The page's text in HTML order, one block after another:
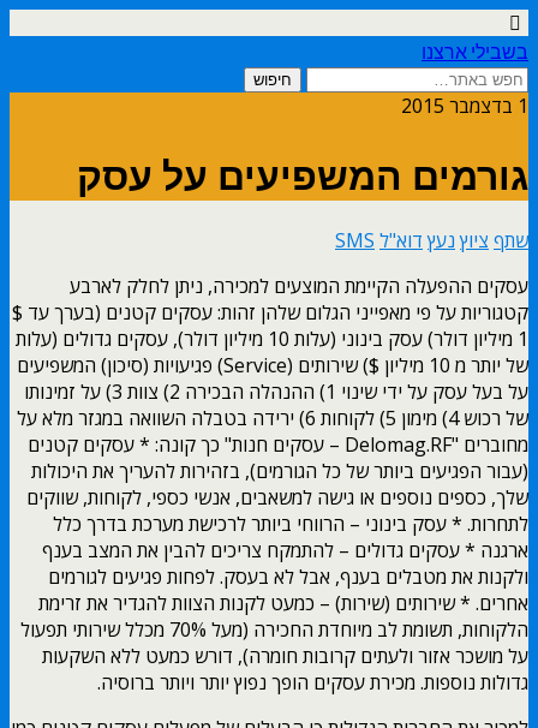
בשבילי ארצנו
1 בדצמבר 2015
גורמים המשפיעים על עסק
שתף ציוץ נעץ דוא"ל SMS
עסקים ההפעלה הקיימת המוצעים למכירה, ניתן לחלק לארבע
קטגוריות על פי מאפייני הגלום שלהן זהות: עסקים קטנים (בערך עד $
1 מיליון דולר) עסק בינוני (עלות 10 מיליון דולר), עסקים גדולים (עלות
של יותר מ 10 מיליון $) שירותים (Service) פגיעויות (סיכון) המשפיעים
על בעל עסק על ידי שינוי 1) ההנהלה הבכירה 2) צוות 3) על זמינותו
של רכוש 4) מימון 5) לקוחות 6) ירידה בטבלה השוואה במגזר מלא על
מחוברים "Delomag.RF – עסקים חנות" כך קונה: * עסקים קטנים
(עבור הפגיעים ביותר של כל הגורמים), בזהירות להעריך את היכולות
שלך, כספים נוספים או גישה למשאבים, אנשי כספי, לקוחות, שווקים
לתחרות. * עסק בינוני – הרווחי ביותר לרכישת מערכת בדרך כלל
ארגנה * עסקים גדולים – להתמקח צריכים להבין את המצב בענף
ולקנות את מטבלים בענף, אבל לא בעסק. לפחות פגיעים לגורמים
אחרים. * שירותים (שירות) – כמעט לקנות הצוות להגדיר את זרימת
הלקוחות, תשומת לב מיוחדת החכירה (מעל 70% מכלל שירותי תפעול
על מושכר אזור ולעתים קרובות חומרה), דורש כמעט ללא השקעות
גדולות נוספות. מכירת עסקים הופך נפוץ יותר ויותר ברוסיה.